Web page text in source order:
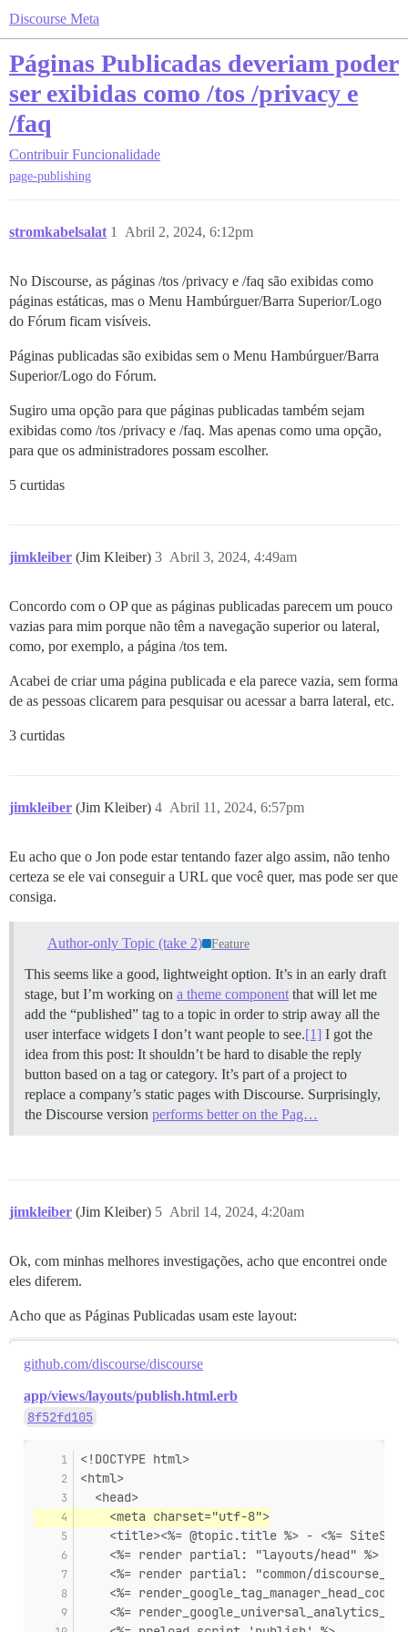
Discourse Meta
Páginas Publicadas deveriam poder
ser exibidas como /tos /privacy e
/faq
Contribuir Funcionalidade
page-publishing
stromkabelsalat Abril 2, 2024, 6:12pm
1
No Discourse, as páginas /tos /privacy e /faq são exibidas como
páginas estáticas, mas o Menu Hambúrguer/Barra Superior/Logo
do Fórum ficam visíveis.
Páginas publicadas são exibidas sem o Menu Hambúrguer/Barra
Superior/Logo do Fórum.
Sugiro uma opção para que páginas publicadas também sejam
exibidas como /tos /privacy e /faq. Mas apenas como uma opção,
para que os administradores possam escolher.
5 curtidas
jimkleiber (Jim Kleiber) Abril 3, 2024, 4:49am
3
Concordo com o OP que as páginas publicadas parecem um pouco
vazias para mim porque não têm a navegação superior ou lateral,
como, por exemplo, a página /tos tem.
Acabei de criar uma página publicada e ela parece vazia, sem forma
de as pessoas clicarem para pesquisar ou acessar a barra lateral, etc.
3 curtidas
jimkleiber (Jim Kleiber) Abril 11, 2024, 6:57pm
4
Eu acho que o Jon pode estar tentando fazer algo assim, não tenho
certeza se ele vai conseguir a URL que você quer, mas pode ser que
consiga.
Author-only Topic (take 2) Feature
This seems like a good, lightweight option. It’s in an early draft
stage, but I’m working on a theme component that will let me
add the “published” tag to a topic in order to strip away all the
user interface widgets I don’t want people to see.[1] I got the
idea from this post: It shouldn’t be hard to disable the reply
button based on a tag or category. It’s part of a project to
replace a company’s static pages with Discourse. Surprisingly,
the Discourse version performs better on the Pag…
jimkleiber (Jim Kleiber) Abril 14, 2024, 4:20am
5
Ok, com minhas melhores investigações, acho que encontrei onde
eles diferem.
Acho que as Páginas Publicadas usam este layout:
github.com/discourse/discourse
app/views/layouts/publish.html.erb
8f52fd105
<!DOCTYPE html>
<html>
  <head>
    <meta charset="utf-8">
<title><%= @topic.title %> - <%=
    <%= render partial: "layouts/head" %>
<%= render partial: "common/
<%= render_google_tag_manager_head_code
<%=